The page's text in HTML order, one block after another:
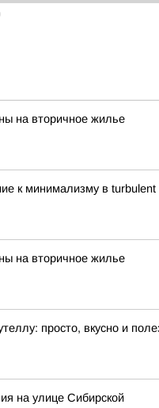
на вторичное жилье
к минимализму в turbulent
на вторичное жилье
просто, вкусно и
на улице Сибирской